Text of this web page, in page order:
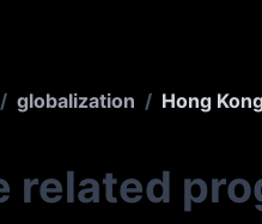
/ globalization / Hong
related